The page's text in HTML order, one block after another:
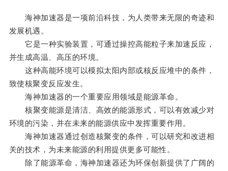
海神加速器是一项前沿科技，为人类带来无限的奇迹和
发展机遇。
它是一种实验装置，可通过操控高能粒子来加速反应，
并生成高温、高压的环境。
这种高能环境可以模拟太阳内部或核反应堆中的条件，
致使核聚变反应发生。
海神加速器的一个重要应用领域是能源革命。
核聚变能源是清洁、高效的能源形式，可以有效减少对
环境的污染，并在未来的能源供应中发挥重要作用。
海神加速器通过创造核聚变的条件，可以研究和改进相
关的技术，为未来能源的利用提供更多可能性。
除了能源革命，海神加速器还为环保创新提供了广阔的